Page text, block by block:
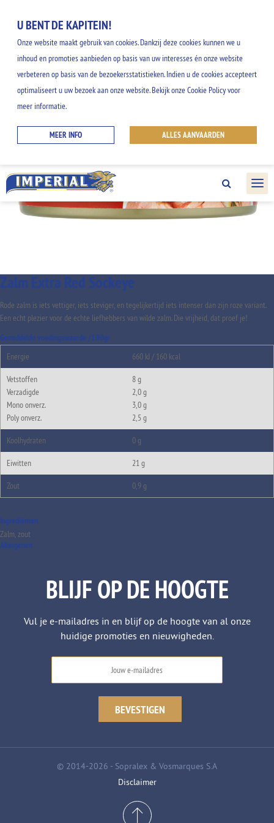
U BENT DE KAPITEIN!
Onze website maakt gebruik van cookies. Dankzij deze cookies kunnen we u
inhoud en promoties aanbieden op basis van uw interesses én onze website
verbeteren op basis van de bezoekersstatistieken. Indien u de cookies accepteert
optimaliseert u uw bezoek aan onze website. Bekijk onze Cookie Policy voor
meer informatie.
MEER INFO ALLES AANVAARDEN
Zalm Extra Red Sockeye
Rode zalm is iets vettiger, iets steviger, en tegelijkertijd iets intenser dan zijn roze variant.
Een echt plezier voor de echte liefhebbers van wilde zalm. Die vrijheid, dat proef je!
Gemiddelde voedingswaarde /100gr
Energie
660 kJ / 160 kcal
Vetstoffen
Verzadigde
Mono onverz.
Poly onverz.
8 g
2,0 g
3,0 g
2,5 g
Koolhydraten 0 g
Eiwitten 21 g
Zout 0,9 g
Ingrediënten
Zalm, zout
Allergenen
BLIJF OP DE HOOGTE
Vul je e-mailadres in en blijf op de hoogte van al onze
huidige promoties en nieuwigheden.
© 2014-2026 - Sopralex & Vosmarques S.A
Disclaimer